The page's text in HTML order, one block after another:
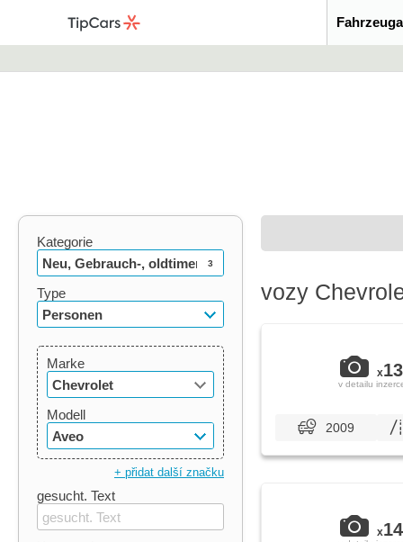
Kategorie
Neu, Gebrauch-, oldtimer
3
Type
Personen
Marke
Chevrolet
Modell
Aveo
+ přidat další značku
gesucht. Text
vozy
x13
v detailu
2009
x14